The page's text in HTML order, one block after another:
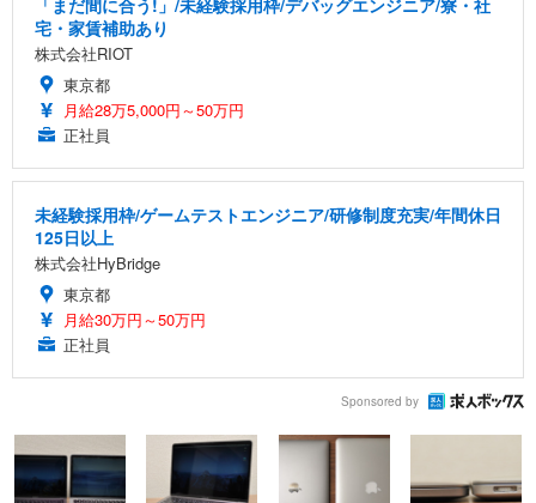
宅・家賃補助あり
株式会社RIOT
東京都
月給28万5,000円～50万円
正社員
未経験採用枠/ゲームテストエンジニア/研修制度充実/年間休日
125日以上
株式会社HyBridge
東京都
月給30万円～50万円
正社員
Sponsored by